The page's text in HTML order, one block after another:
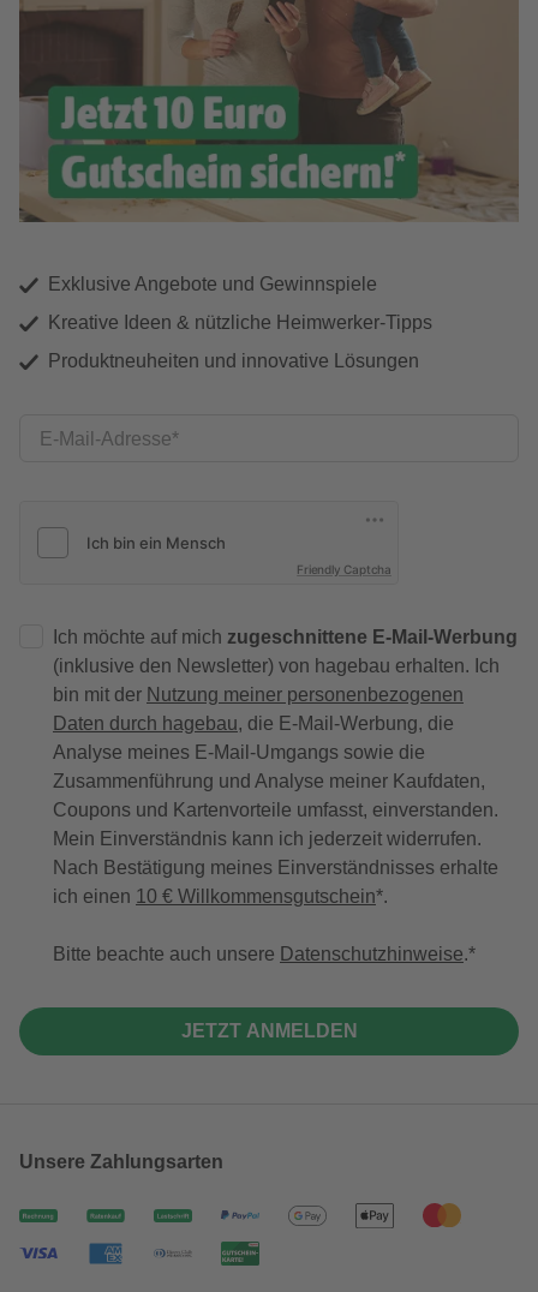
Exklusive Angebote und Gewinnspiele
Kreative Ideen & nützliche Heimwerker-Tipps
Produktneuheiten und innovative Lösungen
E-Mail-Adresse
Friendly Captcha
Ich möchte auf mich zugeschnittene E-Mail-Werbung
(inklusive den Newsletter) von hagebau erhalten. Ich
bin mit der Nutzung meiner personenbezogenen
Daten durch hagebau, die E-Mail-Werbung, die
Analyse meines E-Mail-Umgangs sowie die
Zusammenführung und Analyse meiner Kaufdaten,
Coupons und Kartenvorteile umfasst, einverstanden.
Mein Einverständnis kann ich jederzeit widerrufen.
Nach Bestätigung meines Einverständnisses erhalte
ich einen 10 € Willkommensgutschein*.
Bitte beachte auch unsere Datenschutzhinweise.
JETZT ANMELDEN
Unsere Zahlungsarten